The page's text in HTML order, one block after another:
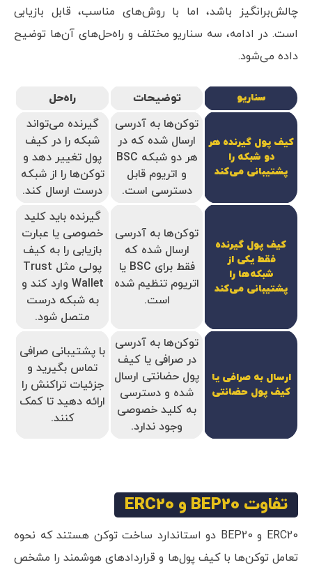
چالش‌برانگیز باشد، اما با روش‌های مناسب، قابل بازیابی
است. در ادامه، سه سناریو مختلف و راه‌حل‌های آن‌ها توضیح
داده می‌شود.
سناریو توضیحات راه‌حل
کیف پول گیرنده هر
دو شبکه را
پشتیبانی می‌کند
توکن‌ها به آدرسی
ارسال شده که در
هر دو شبکه BSC
و اتریوم قابل
دسترسی است.
گیرنده می‌تواند
شبکه را در کیف
پول تغییر دهد و
توکن‌ها را از شبکه
درست ارسال کند.
کیف پول گیرنده
فقط یکی از
شبکه‌ها را
پشتیبانی می‌کند
توکن‌ها به آدرسی
ارسال شده که
فقط برای BSC یا
اتریوم تنظیم شده
است.
گیرنده باید کلید
خصوصی یا عبارت
بازیابی را به کیف
پولی مثل Trust
Wallet وارد کند و
به شبکه درست
متصل شود.
ارسال به صرافی یا
کیف پول حضانتی
توکن‌ها به آدرسی
در صرافی یا کیف
پول حضانتی ارسال
شده و دسترسی
به کلید خصوصی
وجود ندارد.
با پشتیبانی صرافی
تماس بگیرید و
جزئیات تراکنش را
ارائه دهید تا کمک
کنند.
تفاوت BEP20 و ERC20
ERC20 و BEP20 دو استاندارد ساخت توکن هستند که نحوه
تعامل توکن‌ها با کیف پول‌ها و قراردادهای هوشمند را مشخص